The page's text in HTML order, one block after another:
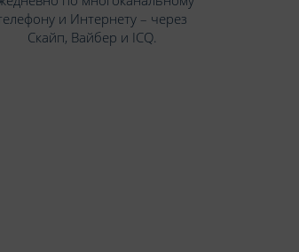
и Интернету – через
Скайп, Вайбер и ICQ.